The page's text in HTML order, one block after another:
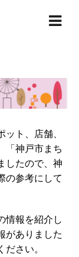
ト、店舗、
「神戸市まち
したので、神
の参考にして
情報を紹介し
がありました
さい。